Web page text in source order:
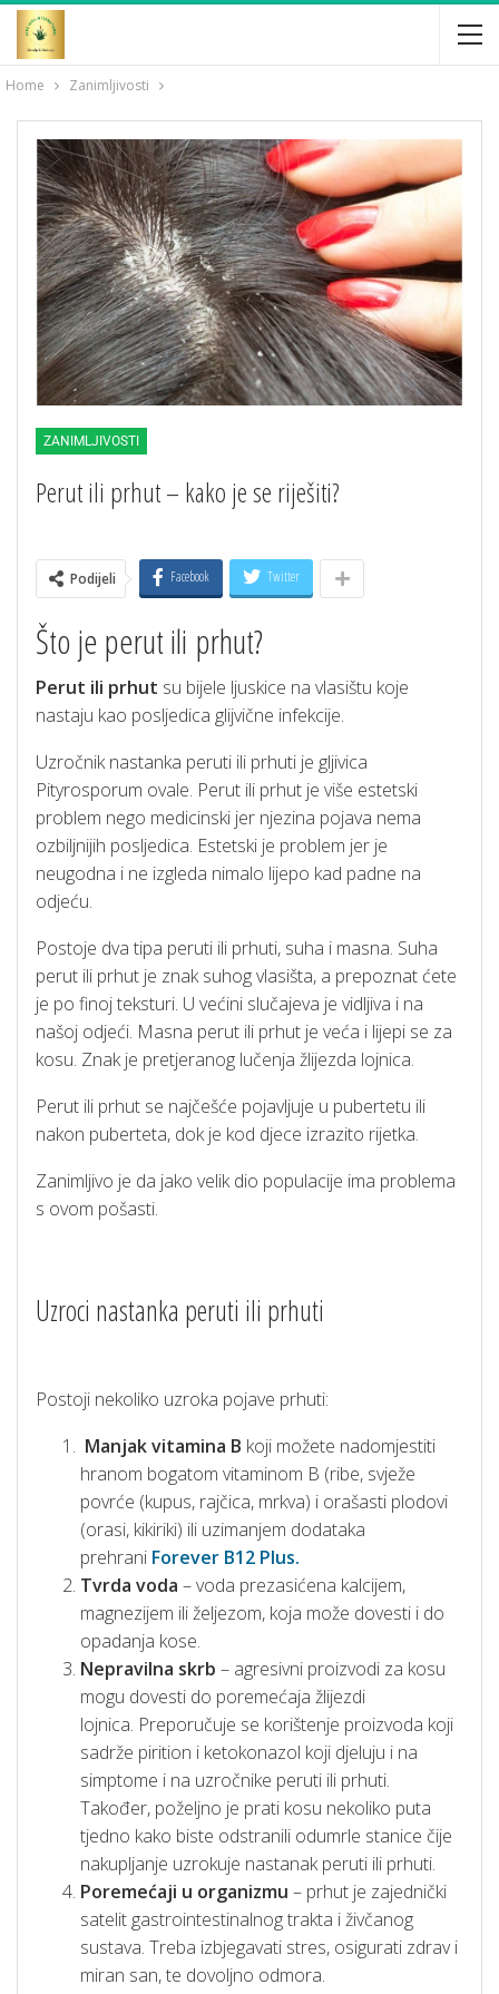
Home Zanimljivosti
ZANIMLJIVOSTI
Perut ili prhut – kako je se riješiti?
Podijeli Facebook Twitter
Što je perut ili prhut?
Perut ili prhut su bijele ljuskice na vlasištu koje
nastaju kao posljedica glijvične infekcije.
Uzročnik nastanka peruti ili prhuti je gljivica
Pityrosporum ovale. Perut ili prhut je više estetski
problem nego medicinski jer njezina pojava nema
ozbiljnijih posljedica. Estetski je problem jer je
neugodna i ne izgleda nimalo lijepo kad padne na
odjeću.
Postoje dva tipa peruti ili prhuti, suha i masna. Suha
perut ili prhut je znak suhog vlasišta, a prepoznat ćete
je po finoj teksturi. U većini slučajeva je vidljiva i na
našoj odjeći. Masna perut ili prhut je veća i lijepi se za
kosu. Znak je pretjeranog lučenja žlijezda lojnica.
Perut ili prhut se najčešće pojavljuje u pubertetu ili
nakon puberteta, dok je kod djece izrazito rijetka.
Zanimljivo je da jako velik dio populacije ima problema
s ovom pošasti.
Uzroci nastanka peruti ili prhuti
Postoji nekoliko uzroka pojave prhuti:
Manjak vitamina B koji možete nadomjestiti
hranom bogatom vitaminom B (ribe, svježe
povrće (kupus, rajčica, mrkva) i orašasti plodovi
(orasi, kikiriki) ili uzimanjem dodataka
prehrani Forever B12 Plus.
Tvrda voda – voda prezasićena kalcijem,
magnezijem ili željezom, koja može dovesti i do
opadanja kose.
Nepravilna skrb – agresivni proizvodi za kosu
mogu dovesti do poremećaja žlijezdi
lojnica. Preporučuje se korištenje proizvoda koji
sadrže pirition i ketokonazol koji djeluju i na
simptome i na uzročnike peruti ili prhuti.
Također, poželjno je prati kosu nekoliko puta
tjedno kako biste odstranili odumrle stanice čije
nakupljanje uzrokuje nastanak peruti ili prhuti.
Poremećaji u organizmu – prhut je zajednički
satelit gastrointestinalnog trakta i živčanog
sustava. Treba izbjegavati stres, osigurati zdrav i
miran san, te dovoljno odmora.